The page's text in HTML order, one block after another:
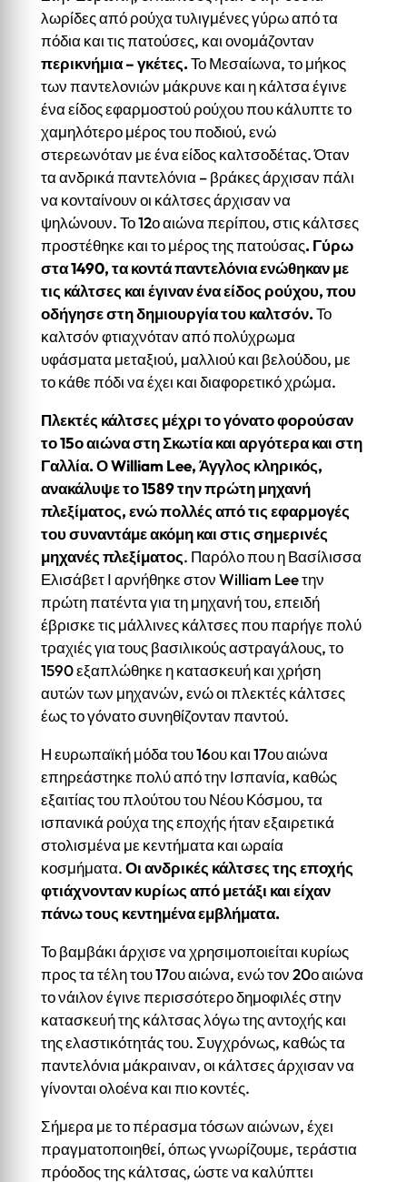
λωρίδες από ρούχα τυλιγμένες γύρω από τα
πόδια και τις πατούσες, και ονομάζονταν
περικνήμια – γκέτες.Το Μεσαίωνα, το μήκος
των παντελονιών μάκρυνε και η κάλτσα έγινε
ένα είδος εφαρμοστού ρούχου που κάλυπτε το
χαμηλότερο μέρος του ποδιού, ενώ
στερεωνόταν με ένα είδος καλτσοδέτας. Όταν
τα ανδρικά παντελόνια – βράκες άρχισαν πάλι
να κονταίνουν οι κάλτσες άρχισαν να
ψηλώνουν. Το 12ο αιώνα περίπου, στις κάλτσες
προστέθηκε και το μέρος της πατούσας. Γύρω
στα 1490, τα κοντά παντελόνια ενώθηκαν με
τις κάλτσες και έγιναν ένα είδος ρούχου, που
οδήγησε στη δημιουργία του καλτσόν.Το
καλτσόν φτιαχνόταν από πολύχρωμα
υφάσματα μεταξιού, μαλλιού και βελούδου, με
το κάθε πόδι να έχει και διαφορετικό χρώμα.
Πλεκτές κάλτσες μέχρι το γόνατο φορούσαν
το 15ο αιώνα στη Σκωτία και αργότερα και στη
Γαλλία. ΟWilliam Lee, Άγγλος κληρικός,
ανακάλυψε το 1589 την πρώτη μηχανή
πλεξίματος, ενώ πολλές από τις εφαρμογές
του συναντάμε ακόμη και στις σημερινές
μηχανές πλεξίματος. Παρόλο που η Βασίλισσα
Ελισάβετ Ι αρνήθηκε στον William Lee την
πρώτη πατέντα για τη μηχανή του, επειδή
έβρισκε τις μάλλινες κάλτσες που παρήγε πολύ
τραχιές για τους βασιλικούς αστραγάλους, το
1590 εξαπλώθηκε η κατασκευή και χρήση
αυτών των μηχανών, ενώ οι πλεκτές κάλτσες
έως το γόνατο συνηθίζονταν παντού.
Η ευρωπαϊκή μόδα του 16ου και 17ου αιώνα
επηρεάστηκε πολύ από την Ισπανία, καθώς
εξαιτίας του πλούτου του Νέου Κόσμου, τα
ισπανικά ρούχα της εποχής ήταν εξαιρετικά
στολισμένα με κεντήματα και ωραία
κοσμήματα.Οι ανδρικές κάλτσες της εποχής
φτιάχνονταν κυρίως από μετάξι και είχαν
πάνω τους κεντημένα εμβλήματα.
Το βαμβάκι άρχισε να χρησιμοποιείται κυρίως
προς τα τέλη του 17ου αιώνα, ενώ τον 20ο αιώνα
το νάιλον έγινε περισσότερο δημοφιλές στην
κατασκευή της κάλτσας λόγω της αντοχής και
της ελαστικότητάς του. Συγχρόνως, καθώς τα
παντελόνια μάκραιναν, οι κάλτσες άρχισαν να
γίνονται ολοένα και πιο κοντές.
Σήμερα με το πέρασμα τόσων αιώνων, έχει
πραγματοποιηθεί, όπως γνωρίζουμε, τεράστια
πρόοδος της κάλτσας, ώστε να καλύπτει